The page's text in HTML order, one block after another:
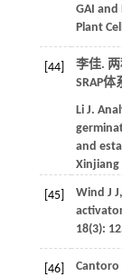
GAI
Plant
[44]
李佳.
SRAP
Li J.
and
Xinjiang
[45] Wind J J,
18(3):
[46] Cantoro